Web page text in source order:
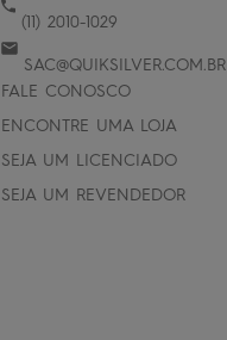
(11) 2010-1029
SAC@QUIKSILVER.COM.BR
FALE CONOSCO
ENCONTRE UMA LOJA
SEJA UM LICENCIADO
SEJA UM REVENDEDOR